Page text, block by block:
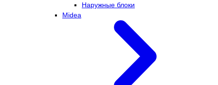
Наружные блоки
Midea